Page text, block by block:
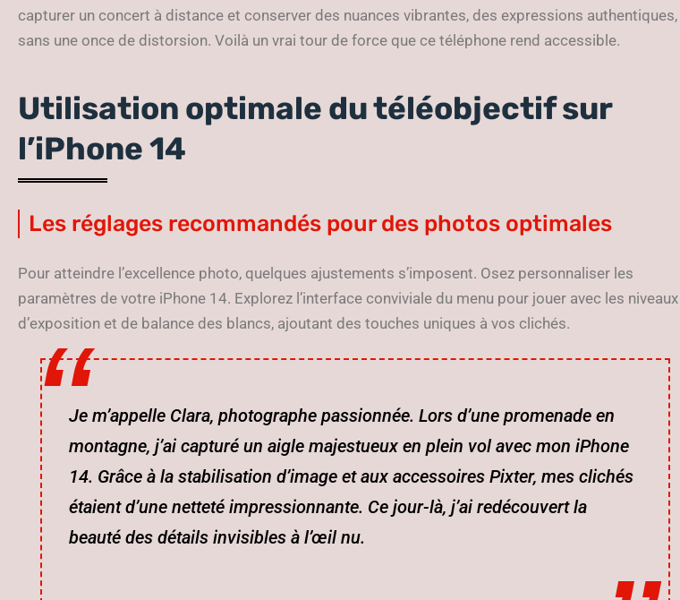
capturer un concert à distance et conserver des nuances vibrantes, des expressions authentiques,
sans une once de distorsion. Voilà un vrai tour de force que ce téléphone rend accessible.
Utilisation optimale du téléobjectif sur
l’iPhone 14
Les réglages recommandés pour des photos optimales
Pour atteindre l’excellence photo, quelques ajustements s’imposent. Osez personnaliser les
paramètres de votre iPhone 14. Explorez l’interface conviviale du menu pour jouer avec les niveaux
d’exposition et de balance des blancs, ajoutant des touches uniques à vos clichés.
Je m’appelle Clara, photographe passionnée. Lors d’une promenade en
montagne, j’ai capturé un aigle majestueux en plein vol avec mon iPhone
14. Grâce à la stabilisation d’image et aux accessoires Pixter, mes clichés
étaient d’une netteté impressionnante. Ce jour-là, j’ai redécouvert la
beauté des détails invisibles à l’œil nu.